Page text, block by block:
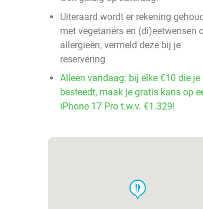
Uiteraard wordt er rekening
met vegetariërs en (di)eetwensen
allergieën, vermeld deze bij je
reservering
Alleen vandaag: bij elke €10 die je
besteedt, maak je gratis kans op
iPhone 17 Pro t.w.v. €1.329!
food